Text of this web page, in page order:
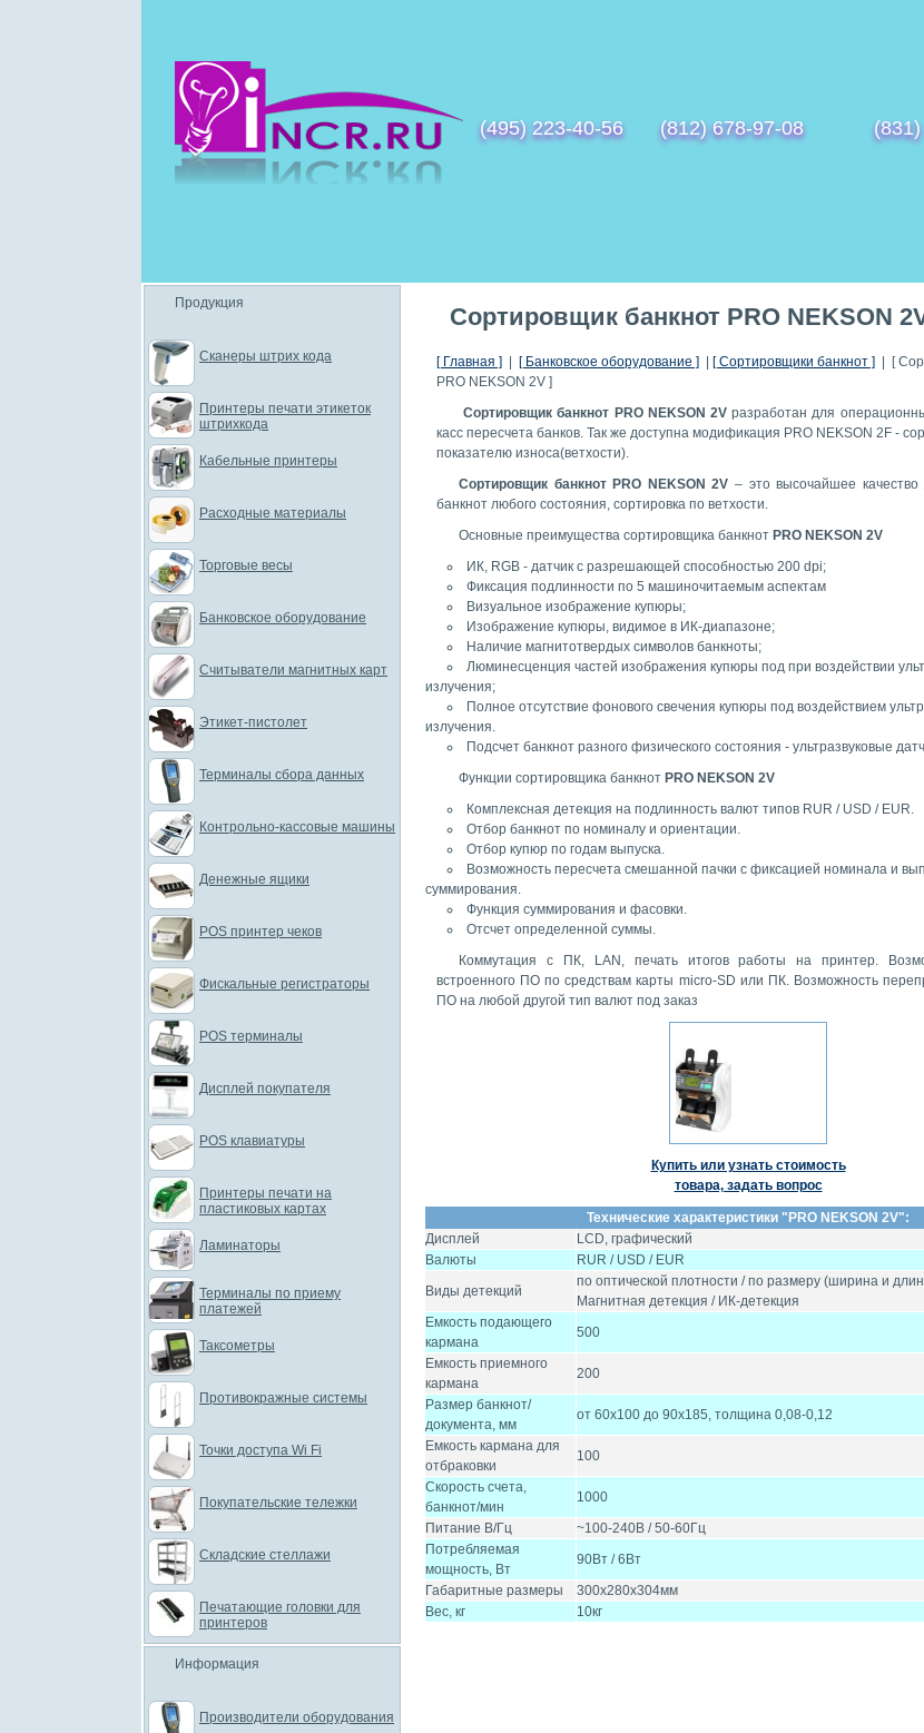
(495) 223-40-56 (812) 678-97-08
Сортировщик банкнот PRO NEKSON
[ Главная ] [ Банковское оборудование ] [ Сортировщики банкнот ] | [
PRO NEKSON 2V ]
Сортировщик банкнот PRO NEKSON 2V разработан для
касс пересчета банков. Так же доступна модификация PRO NEKSON 2F -
показателю износа(ветхости).
Сортировщик банкнот PRO NEKSON 2V – это высочайшее качество
банкнот любого состояния, сортировка по ветхости.
Основные преимущества сортировщика банкнот PRO NEKSON 2V
ИК, RGB - датчик с разрешающей способностью 200 dpi;
Фиксация подлинности по 5 машиночитаемым аспектам
Визуальное изображение купюры;
Изображение купюры, видимое в ИК-диапазоне;
Наличие магнитотвердых символов банкноты;
Люминесценция частей изображения купюры под при воздействии
излучения;
Полное отсутствие фонового свечения купюры под воздействием
излучения.
Подсчет банкнот разного физического состояния - ультразвуковые
Функции сортировщика банкнот PRO NEKSON 2V
Комплексная детекция на подлинность валют типов RUR / USD / EUR.
Отбор банкнот по номиналу и ориентации.
Отбор купюр по годам выпуска.
Возможность пересчета смешанной пачки с фиксацией номинала и
суммирования.
Функция суммирования и фасовки.
Отсчет определенной суммы.
Коммутация с ПК, LAN, печать итогов работы на принтер.
встроенного ПО по средствам карты micro-SD или ПК. Возможность
ПО на любой другой тип валют под заказ
Купить или узнать стоимость
товара, задать вопрос
Технические характеристики " PRO NEKSON 2V":
Дисплей
LCD, графический
Валюты
RUR / USD / EUR
Виды детекций
по оптической плотности / по размеру (ширина и
Магнитная детекция / ИК-детекция
Емкость подающего
кармана
500
Емкость приемного
кармана
200
Размер банкнот/
документа, мм
от 60x100 до 90x185, толщина 0,08-0,12
Емкость кармана для
отбраковки
100
Скорость счета,
банкнот/мин
1000
Питание В/Гц
~100-240В / 50-60Гц
Потребляемая
мощность, Вт
90Вт / 6Вт
Габаритные размеры
300x280x304мм
Вес, кг
10кг
Продукция
Сканеры штрих кода
Принтеры печати этикеток
штрихкода
Кабельные принтеры
Расходные материалы
Торговые весы
Банковское оборудование
Считыватели магнитных карт
Этикет-пистолет
Терминалы сбора данных
Контрольно-кассовые машины
Денежные ящики
POS принтер чеков
Фискальные регистраторы
POS терминалы
Дисплей покупателя
POS клавиатуры
Принтеры печати на
пластиковых картах
Ламинаторы
Терминалы по приему
платежей
Таксометры
Противокражные системы
Точки доступа Wi Fi
Покупательские тележки
Складские стеллажи
Печатающие головки для
принтеров
Информация
Производители оборудования